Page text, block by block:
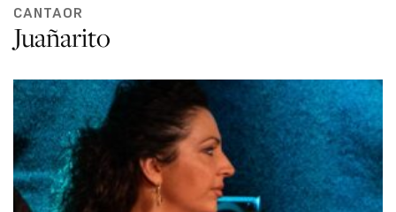
CANTAOR
Juañarito